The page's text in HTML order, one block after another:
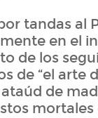
tandas al
en el
de los
de “el arte
de
mortales